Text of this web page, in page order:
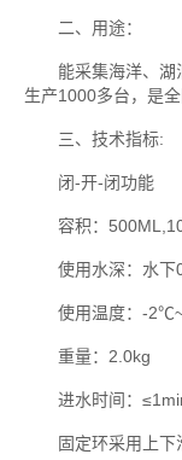
二、用途：
能采集海洋、湖泊
生产1000多台，是
三、技术指标:
闭-开-闭功能
容积：
使用水深：水下
使用温度：-
重量：2.0kg
进水时间：
固定环采用上下